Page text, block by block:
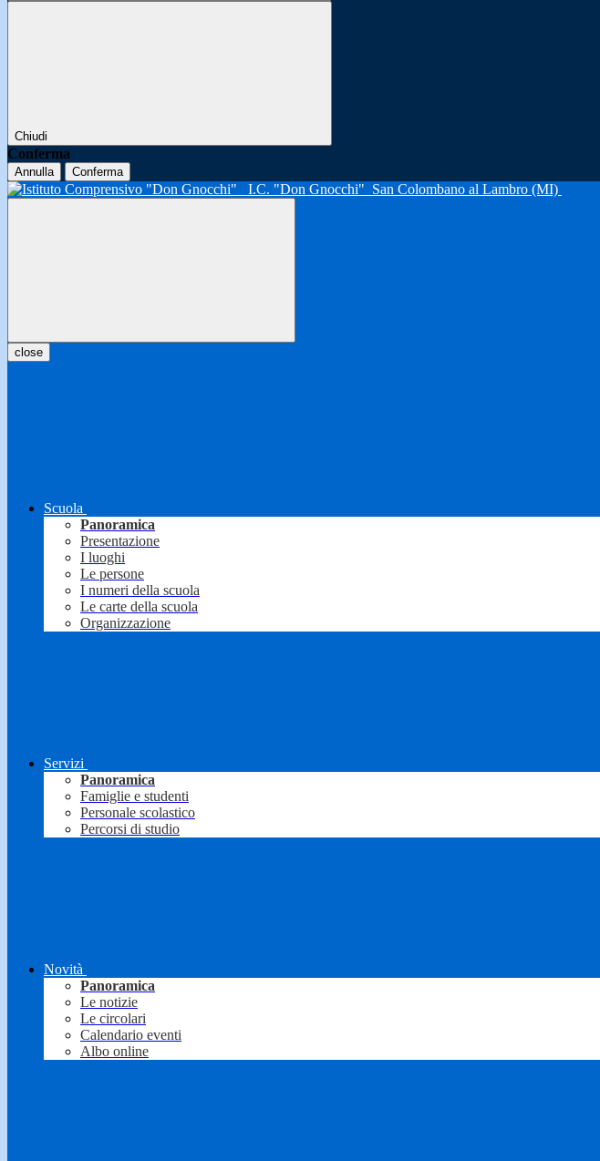
Chiudi
Conferma
Annulla Conferma
I.C. "Don Gnocchi" San Colombano al Lambro (MI)
close
Scuola
Panoramica
Presentazione
I luoghi
Le persone
I numeri della scuola
Le carte della scuola
Organizzazione
Servizi
Panoramica
Famiglie e studenti
Personale scolastico
Percorsi di studio
Novità
Panoramica
Le notizie
Le circolari
Calendario eventi
Albo online